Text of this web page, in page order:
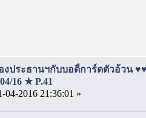
ประธานฯกับบอดี้การ์ดตัวอ้วน
16 ★ P.41
2016 21:36:01 »